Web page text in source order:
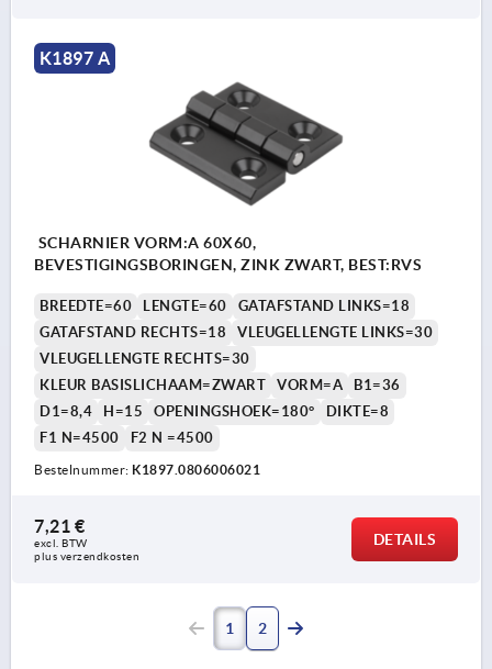
K1897 A
SCHARNIER VORM:A 60X60,
BEVESTIGINGSBORINGEN, ZINK ZWART, BEST:RVS
BREEDTE=60 LENGTE=60
GATAFSTAND LINKS=18
GATAFSTAND RECHTS=18
VLEUGELLENGTE LINKS=30
VLEUGELLENGTE RECHTS=30
KLEUR BASISLICHAAM=ZWART
VORM=A
B1=36
D1=8,4
H=15 OPENINGSHOEK=180°
DIKTE=8
F1 N=4500
F2 N =4500
Bestelnummer: K1897.0806006021
7,21 €
excl. BTW
plus verzendkosten
DETAILS
1 2